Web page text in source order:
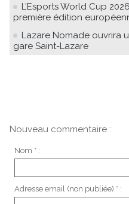
L’Esports World Cup
première édition
Lazare Nomade ouvrira
gare Saint-Lazare
Nouveau commentaire :
Nom * :
Adresse email (non publiée) * :